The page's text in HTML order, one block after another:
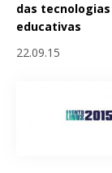
das tecnologias
educativas
22.09.15